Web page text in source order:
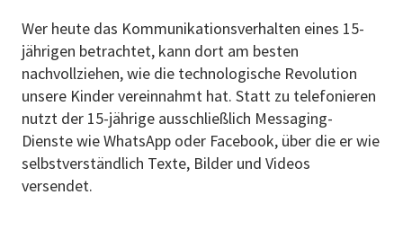
Wer heute das Kommunikationsverhalten eines 15-
jährigen betrachtet, kann dort am besten
nachvollziehen, wie die technologische Revolution
unsere Kinder vereinnahmt hat. Statt zu telefonieren
nutzt der 15-jährige ausschließlich Messaging-
Dienste wie WhatsApp oder Facebook, über die er wie
selbstverständlich Texte, Bilder und Videos
versendet.